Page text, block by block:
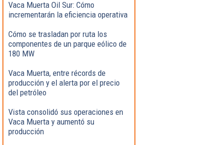
Vaca Muerta Oil Sur: Cómo
incrementarán la eficiencia operativa
Cómo se trasladan por ruta los
componentes de un parque eólico de
180 MW
Vaca Muerta, entre récords de
producción y el alerta por el precio
del petróleo
Vista consolidó sus operaciones en
Vaca Muerta y aumentó su
producción